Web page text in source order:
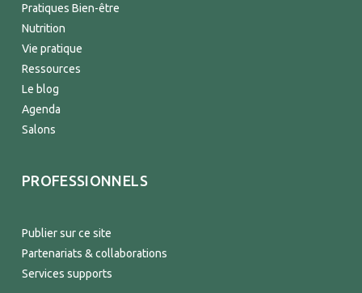
Pratiques Bien-être
Nutrition
Vie pratique
Ressources
Le blog
Agenda
Salons
PROFESSIONNELS
Publier sur ce site
Partenariats & collaborations
Services supports